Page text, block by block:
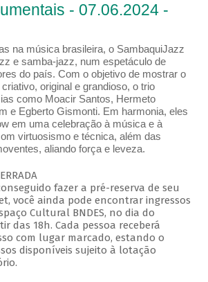
- 07.06.2024 -
na música brasileira, o SambaquiJazz
e samba-jazz, num espetáculo de
do país. Com o objetivo de mostrar o
original e grandioso, o trio
como Moacir Santos, Hermeto
e Egberto Gismonti. Em harmonia, eles
em uma celebração à música e à
virtuosismo e técnica, além das
aliando força e leveza.
fazer a pré-reserva de seu
você ainda pode encontrar ingressos
Cultural BNDES, no dia do
das 18h. Cada pessoa receberá
com lugar marcado, estando o
disponíveis sujeito à lotação